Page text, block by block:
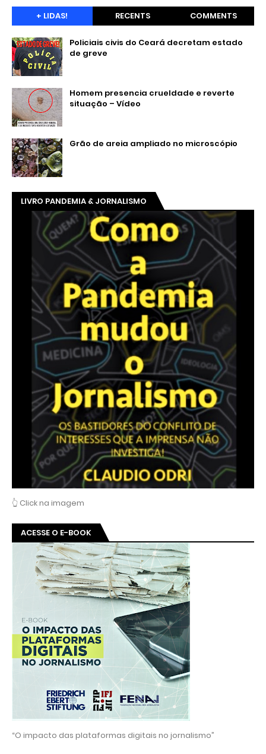
+ LIDAS! RECENTS COMMENTS
Policiais civis do Ceará decretam estado
de greve
Homem presencia crueldade e reverte
situação – Vídeo
Grão de areia ampliado no microscópio
LIVRO PANDEMIA & JORNALISMO
👆 Click na imagem
ACESSE O E-BOOK
“O impacto das plataformas digitais no jornalismo”